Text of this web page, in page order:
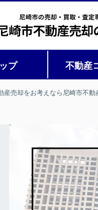
プ 不動産
産売却をお考えなら尼崎市不動